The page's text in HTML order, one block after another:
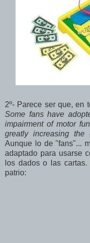
2º- Parece ser que, en
Some fans have
impairment of motor
greatly increasing the
Aunque lo de "fans"...
adaptado para usarse
los dados o las
patrio: